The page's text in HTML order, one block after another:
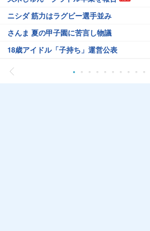
ニシダ 筋力はラグビー選手並み
さんま 夏の甲子園に苦言し物議
18歳アイドル「子持ち」運営公表